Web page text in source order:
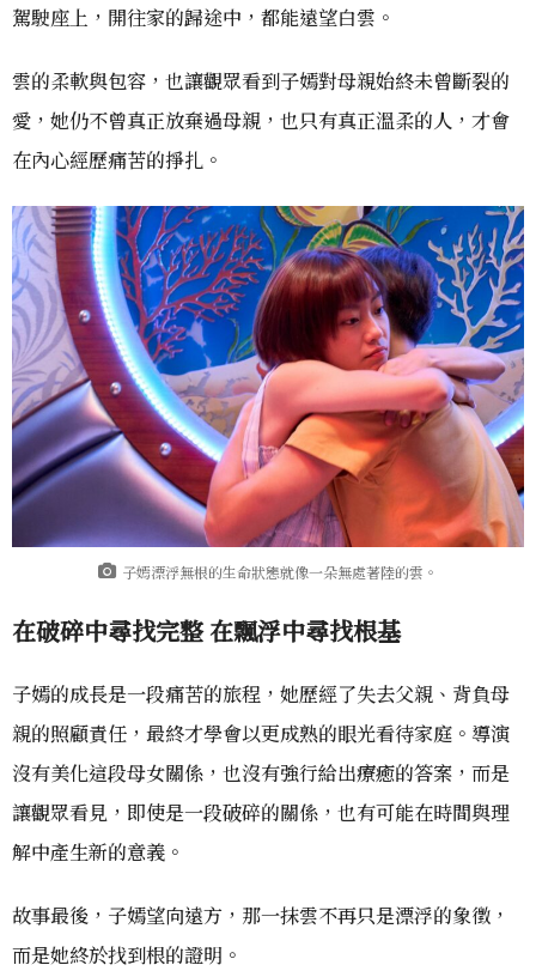
駕駛座上，開往家的歸途中，都能遠望白雲。
雲的柔軟與包容，也讓觀眾看到子嫣對母親始終未曾斷裂的
愛，她仍不曾真正放棄過母親，也只有真正溫柔的人，才會
在內心經歷痛苦的掙扎。
子嫣漂浮無根的生命狀態就像一朵無處著陸的雲。
在破碎中尋找完整 在飄浮中尋找根基
子嫣的成長是一段痛苦的旅程，她歷經了失去父親、背負母
親的照顧責任，最終才學會以更成熟的眼光看待家庭。導演
沒有美化這段母女關係，也沒有強行給出療癒的答案，而是
讓觀眾看見，即使是一段破碎的關係，也有可能在時間與理
解中產生新的意義。
故事最後，子嫣望向遠方，那一抹雲不再只是漂浮的象徵，
而是她終於找到根的證明。